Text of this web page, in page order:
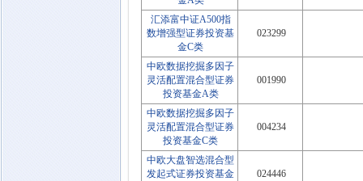
汇添富中证A500指
数增强型证券投资基
金C类
023299
中欧数据挖掘多因子
灵活配置混合型证券
投资基金A类
001990
中欧数据挖掘多因子
灵活配置混合型证券
投资基金C类
004234
中欧大盘智选混合型
发起式证券投资基金
024446